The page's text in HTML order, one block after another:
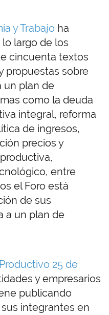
y Trabajo ha
largo de los
cincuenta textos
propuestas sobre
un plan de
como la deuda
integral, reforma
de ingresos,
precios y
entre
el Foro está
de sus
a un plan de
25 de
y empresarios
publicando
integrantes en